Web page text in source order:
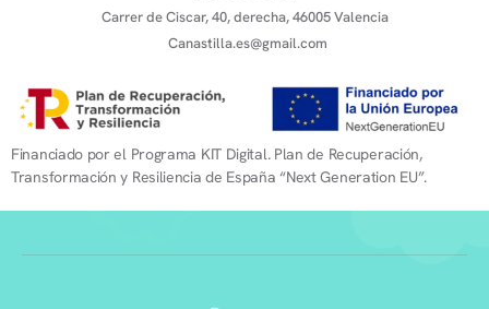
Carrer de Ciscar, 40, derecha, 46005 Valencia
Canastilla.es@gmail.com
Financiado por el Programa KIT Digital. Plan de Recuperación,
Transformación y Resiliencia de España “Next Generation EU”.